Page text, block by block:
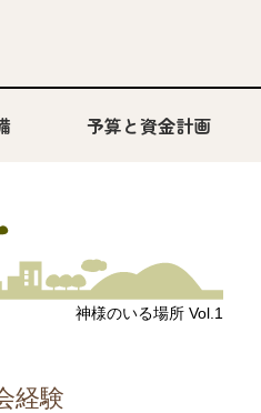
予算と資金計画
神様のいる場所 Vol.1
経験